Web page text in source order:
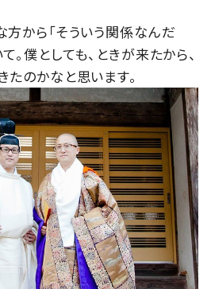
方から「そういう関係なんだ
。僕としても、ときが来たから、
たのかなと思います。